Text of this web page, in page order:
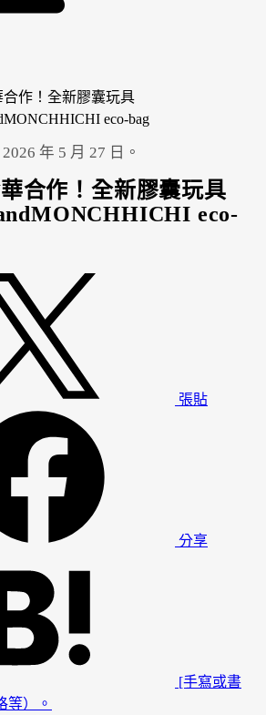
作！全新膠囊玩具
eco-bag
2026 年 5 月 27 日。
合作！全新膠囊玩具
eco-
張貼
分享
[手寫或書
等）。